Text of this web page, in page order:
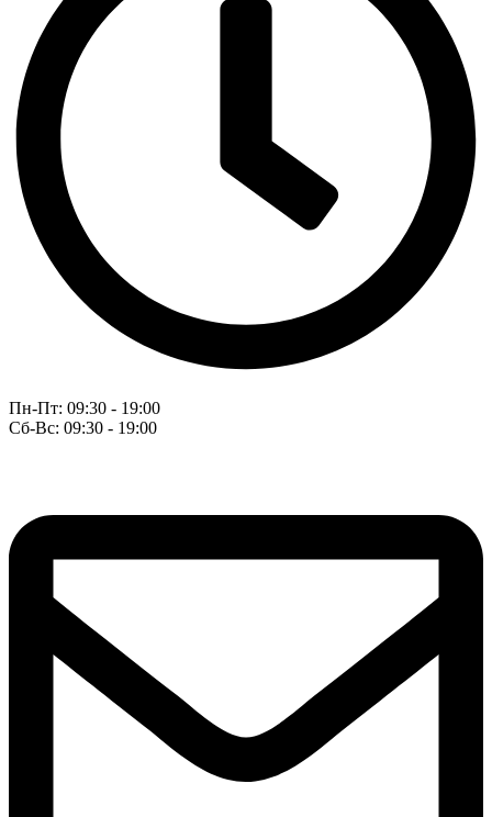
Пн-Пт: 09:30 - 19:00
Сб-Вс: 09:30 - 19:00